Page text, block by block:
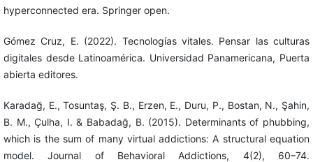
hyperconnected era. Springer open.
Gómez Cruz, E. (2022). Tecnologías vitales. Pensar las culturas
digitales desde Latinoamérica. Universidad Panamericana, Puerta
abierta editores.
Karadağ, E., Tosuntaş, Ş. B., Erzen, E., Duru, P., Bostan, N., Şahin,
B. M., Çulha, I. & Babadağ, B. (2015). Determinants of phubbing,
which is the sum of many virtual addictions: A structural equation
model. Journal of Behavioral Addictions, 4(2), 60–74.